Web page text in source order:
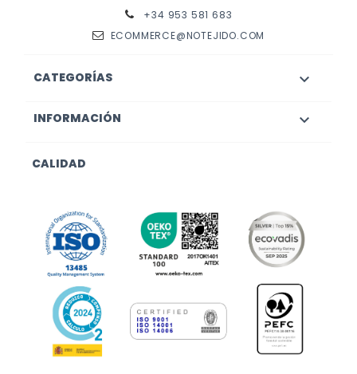
+34 953 581 683
ECOMMERCE@NOTEJIDO.COM
CATEGORÍAS 
INFORMACIÓN 
CALIDAD